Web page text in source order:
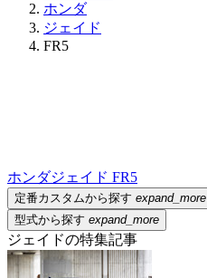
ホンダ
ジェイド
FR5
ホンダジェイド FR5
定番カスタムから探す expand_more
型式から探す expand_more
ジェイドの特集記事